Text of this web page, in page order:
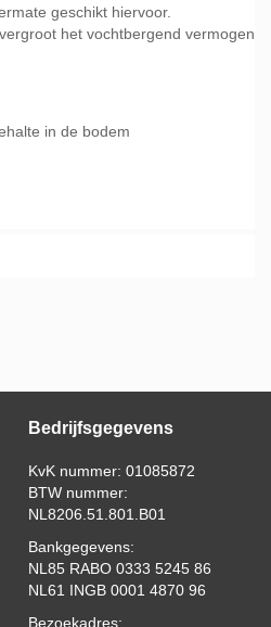
geschikt hiervoor.
het vochtbergend vermogen
in de bodem
Bedrijfsgegevens
KvK nummer: 01085872
BTW nummer:
NL8206.51.801.B01
Bankgegevens:
NL85 RABO 0333 5245 86
NL61 INGB 0001 4870 96
Bezoekadres: